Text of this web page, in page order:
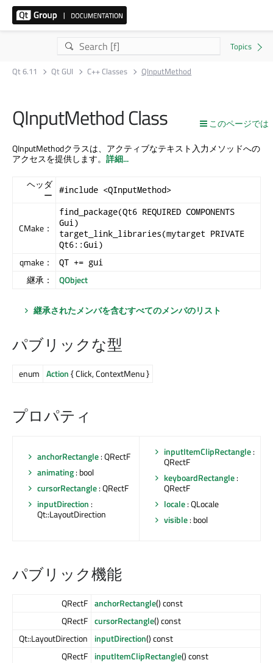
Qt 6.11 Qt GUI C++ Classes QInputMethod
このページでは
QInputMethod Class
QInputMethodクラスは、アクティブなテキスト入力メソッドへの
アクセスを提供します。 詳細...
ヘッダ
ー
#include <QInputMethod>
CMake：
find_package(Qt6 REQUIRED COMPONENTS
Gui)
target_link_libraries(mytarget PRIVATE
Qt6::Gui)
qmake： QT += gui
継承： QObject
継承されたメンバを含むすべてのメンバのリスト
パブリックな型
enum Action{ Click, ContextMenu }
プロパティ
anchorRectangle: QRectF
animating: bool
cursorRectangle: QRectF
inputDirection :
Qt::LayoutDirection
inputItemClipRectangle:
QRectF
keyboardRectangle:
QRectF
locale: QLocale
visible: bool
パブリック機能
QRectF anchorRectangle() const
QRectF cursorRectangle() const
Qt::LayoutDirection
inputDirection() const
QRectF inputItemClipRectangle() const